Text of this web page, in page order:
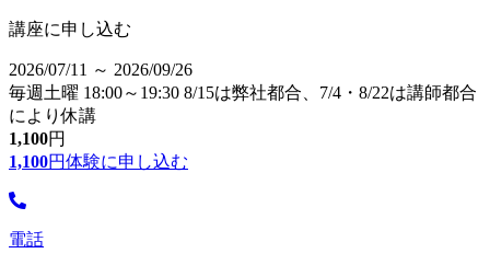
講座に申し込む
2026/07/11 ～ 2026/09/26
毎週土曜 18:00～19:30 8/15は弊社都合、7/4・8/22は講師都合
により休講
1,100円
1,100円体験に申し込む
電話